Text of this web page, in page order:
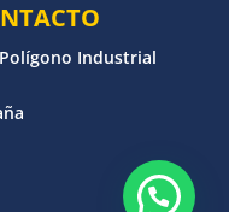
Industrial